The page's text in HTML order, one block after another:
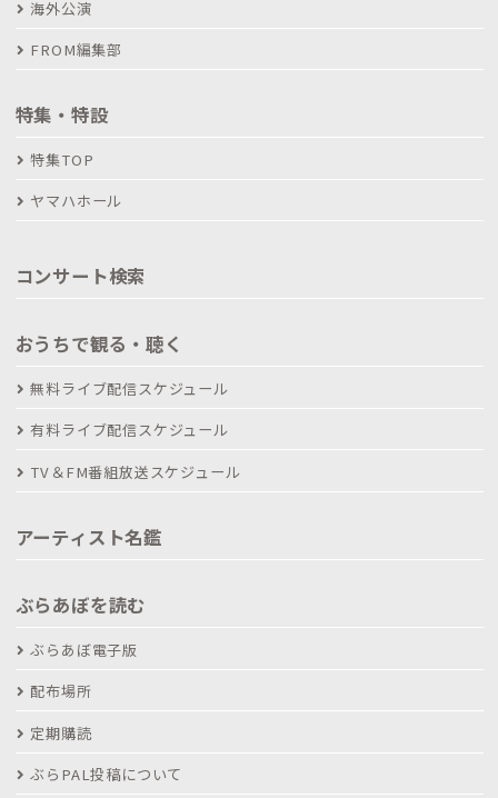
海外公演
FROM編集部
特集・特設
特集TOP
ヤマハホール
コンサート検索
おうちで観る・聴く
無料ライブ配信スケジュール
有料ライブ配信スケジュール
TV＆FM番組放送スケジュール
アーティスト名鑑
ぶらあぼを読む
ぶらあぼ電子版
配布場所
定期購読
ぶらPAL投稿について